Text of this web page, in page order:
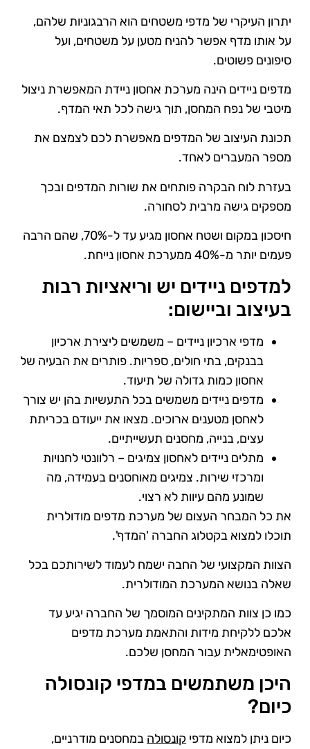
יתרון העיקרי של מדפי משטחים הוא הרבגוניות שלהם,
על אותו מדף אפשר להניח מטען על משטחים, ועל
סיפונים פשוטים.
מדפים ניידים הינה מערכת אחסון ניידת המאפשרת ניצול
מיטבי של נפח המחסן, תוך גישה לכל תאי המדף.
תכונת העיצוב של המדפים מאפשרת לכם לצמצם את
מספר המעברים לאחד.
בעזרת לוח הבקרה פותחים את שורות המדפים ובכך
מספקים גישה מרבית לסחורה.
חיסכון במקום ושטח אחסון מגיע עד ל-70%, שהם הרבה
פעמים יותר מ-40% ממערכת אחסון נייחת.
למדפים ניידים יש וריאציות רבות
בעיצוב וביישום:
מדפי ארכיון ניידים – משמשים ליצירת ארכיון
בבנקים, בתי חולים, ספריות. פותרים את הבעיה של
אחסון כמות גדולה של תיעוד.
מדפים ניידים משמשים בכל התעשיות בהן יש צורך
לאחסן מטענים ארוכים. מצאו את ייעודם בכריתת
עצים, בנייה, מחסנים תעשייתיים.
מתלים ניידים לאחסון צמיגים – רלוונטי לחנויות
ומרכזי שירות. צמיגים מאוחסנים בעמידה, מה
שמונע מהם עיוות לא רצוי.
את כל המבחר העצום של מערכת מדפים מודולרית
תוכלו למצוא בקטלוג החברה 'המדף'.
הצוות המקצועי של החבה ישמח לעמוד לשירותכם בכל
שאלה בנושא המערכת המודולרית.
כמו כן צוות המתקינים המוסמך של החברה יגיע עד
אלכם ללקיחת מידות והתאמת מערכת מדפים
האופטימאלית עבור המחסן שלכם.
היכן משתמשים במדפי קונסולה
כיום?
כיום ניתן למצוא מדפי קונסולה במחסנים מודרניים,